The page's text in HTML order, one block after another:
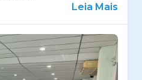
Leia Mais